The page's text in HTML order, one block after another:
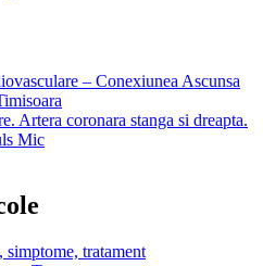
– Conexiunea Ascunsa
Artera coronara stanga si dreapta.
Mic
simptome, tratament